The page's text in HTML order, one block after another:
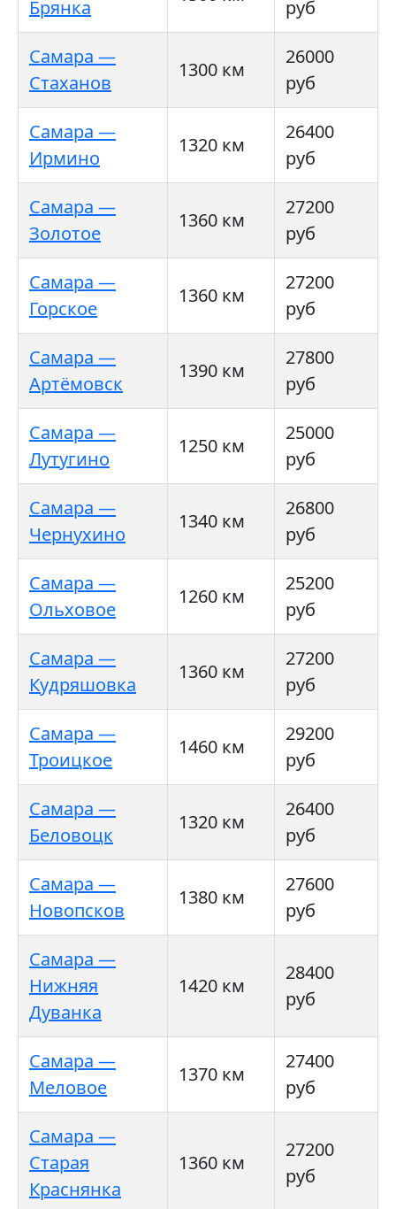
Брянка руб
Самара —
Стаханов
1300 км
26000
руб
Самара —
Ирмино
1320 км
26400
руб
Самара —
Золотое
1360 км
27200
руб
Самара —
Горское
1360 км
27200
руб
Самара —
Артёмовск
1390 км
27800
руб
Самара —
Лутугино
1250 км
25000
руб
Самара —
Чернухино
1340 км
26800
руб
Самара —
Ольховое
1260 км
25200
руб
Самара —
Кудряшовка
1360 км
27200
руб
Самара —
Троицкое
1460 км
29200
руб
Самара —
Беловоцк
1320 км
26400
руб
Самара —
Новопсков
1380 км
27600
руб
Самара —
Нижняя
Дуванка
1420 км
28400
руб
Самара —
Меловое
1370 км
27400
руб
Самара —
Старая
Краснянка
1360 км
27200
руб